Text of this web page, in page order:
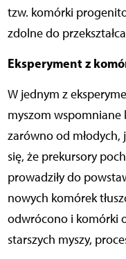
tzw. komórki
zdolne do
Eksperyment z
W jednym z
myszom
zarówno od młodych,
się, że prekursory
prowadziły do
nowych komórek
odwrócono i komórki
starszych myszy,